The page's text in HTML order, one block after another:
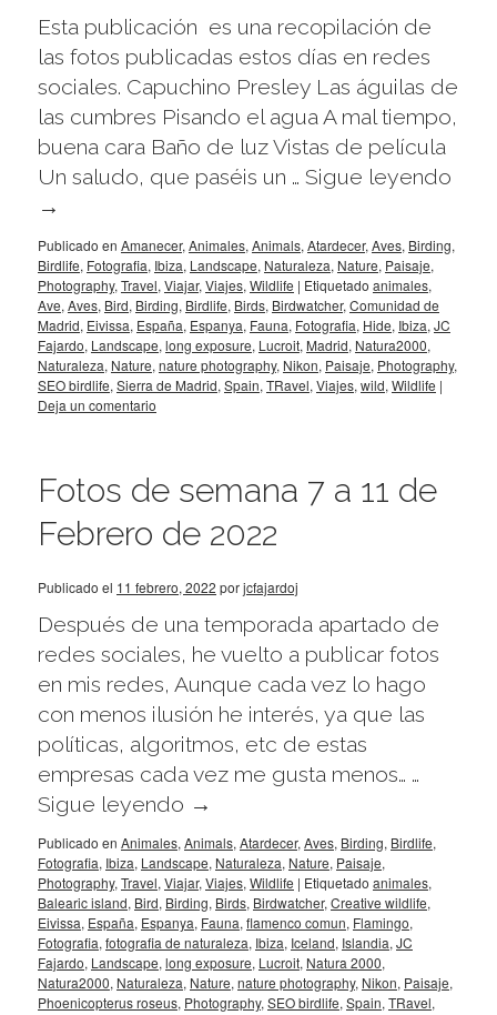
Esta publicación es una recopilación de
las fotos publicadas estos días en redes
sociales. Capuchino Presley Las águilas de
las cumbres Pisando el agua A mal tiempo,
buena cara Baño de luz Vistas de película
Un saludo, que paséis un … Sigue leyendo
→
Publicado en Amanecer, Animales, Animals, Atardecer, Aves, Birding,
Birdlife, Fotografia, Ibiza, Landscape, Naturaleza, Nature, Paisaje,
Photography, Travel, Viajar, Viajes, Wildlife | Etiquetado animales,
Ave, Aves, Bird, Birding, Birdlife, Birds, Birdwatcher, Comunidad de
Madrid, Eivissa, España, Espanya, Fauna, Fotografia, Hide, Ibiza, JC
Fajardo, Landscape, long exposure, Lucroit, Madrid, Natura2000,
Naturaleza, Nature, nature photography, Nikon, Paisaje, Photography,
SEO birdlife, Sierra de Madrid, Spain, TRavel, Viajes, wild, Wildlife |
Deja un comentario
Fotos de semana 7 a 11 de
Febrero de 2022
Publicado el 11 febrero, 2022 porjcfajardoj
Después de una temporada apartado de
redes sociales, he vuelto a publicar fotos
en mis redes, Aunque cada vez lo hago
con menos ilusión he interés, ya que las
políticas, algoritmos, etc de estas
empresas cada vez me gusta menos… …
Sigue leyendo →
Publicado en Animales, Animals, Atardecer, Aves, Birding, Birdlife,
Fotografia, Ibiza, Landscape, Naturaleza, Nature, Paisaje,
Photography, Travel, Viajar, Viajes, Wildlife | Etiquetado animales,
Balearic island, Bird, Birding, Birds, Birdwatcher, Creative wildlife,
Eivissa, España, Espanya, Fauna, flamenco comun, Flamingo,
Fotografia, fotografia de naturaleza, Ibiza, Iceland, Islandia, JC
Fajardo, Landscape, long exposure, Lucroit, Natura 2000,
Natura2000, Naturaleza, Nature, nature photography, Nikon, Paisaje,
Phoenicopterus roseus, Photography, SEO birdlife, Spain, TRavel,